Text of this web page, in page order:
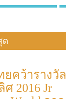
ด
ยคว้ารางวัล
ศ 2016 Jr